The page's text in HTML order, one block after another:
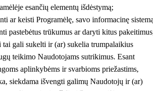
esančių elementų išdėstymą;
ar keisti Programėlę, savo informacinę
pastebėtus trūkumus ar daryti kitus
tai gali sukelti ir (ar) sukelia trumpalaikius
teikimo Naudotojams sutrikimus. Esant
aplinkybėms ir svarbioms priežastims,
siekdama išvengti galimų Naudotojų ir (ar)